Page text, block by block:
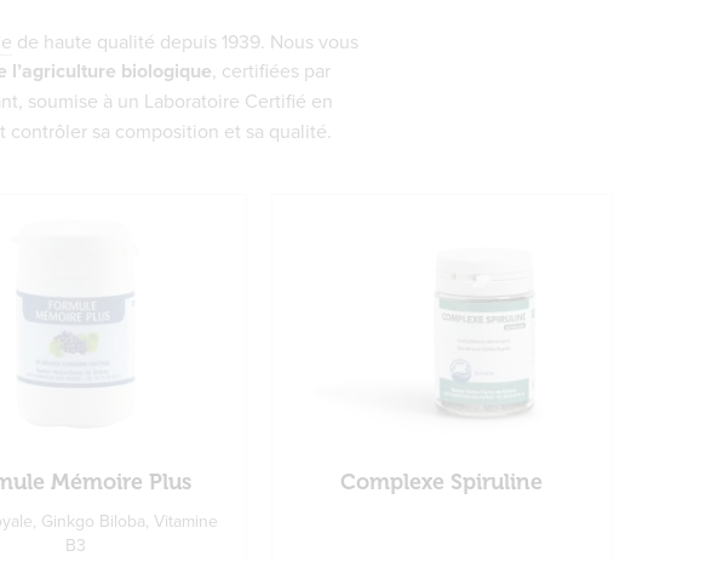
de haute qualité depuis 1939. Nous vous
l’agriculture biologique, certifiées par
soumise à un Laboratoire Certifié en
sa composition et sa qualité.
Mémoire Plus
Ginkgo Biloba, Vitamine
B3
Complexe Spiruline